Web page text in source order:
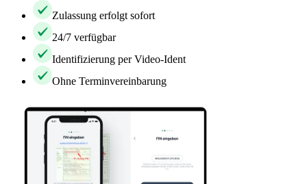
Zulassung erfolgt sofort
24/7 verfügbar
Identifizierung per Video-Ident
Ohne Terminvereinbarung